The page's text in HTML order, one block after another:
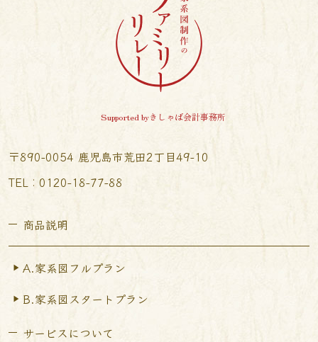
Supported byきしゃば会計事務所
〒890-0054 鹿児島市荒田2丁目49-10
TEL︰0120-18-77-88
商品説明
A.家系図フルプラン
B.家系図スタートプラン
サービスについて